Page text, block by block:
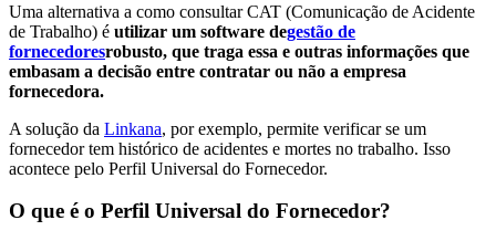
Uma alternativa a como consultar CAT (Comunicação de Acidente
de Trabalho) é utilizar um software degestão de
fornecedoresrobusto, que traga essa e outras informações que
embasam a decisão entre contratar ou não a empresa
fornecedora.
A solução da Linkana, por exemplo, permite verificar se um
fornecedor tem histórico de acidentes e mortes no trabalho. Isso
acontece pelo Perfil Universal do Fornecedor.
O que é o Perfil Universal do Fornecedor?